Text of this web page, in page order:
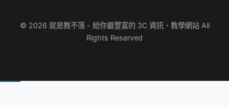
© 2026 就是教不落 - 給你最豐富的 3C 資訊、教學網站 All
Rights Reserved